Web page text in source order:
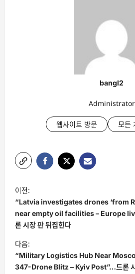
bangl2
Administrator
웹사이트 방문 모든
글
탐
색
이전:
“Latvia investigates drones ‘from
near empty oil facilities – Europe
론 시장 판 뒤집힌다
다음:
“Military Logistics Hub Near
347-Drone Blitz – Kyiv Post”…드론 시